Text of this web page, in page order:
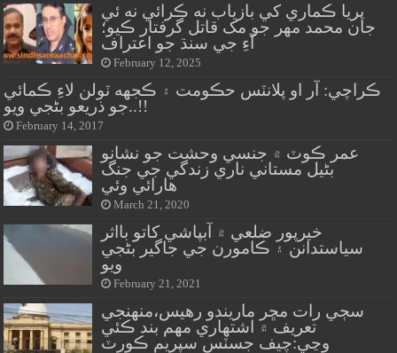
پريا ڪماري کي بازياب نه ڪرائي نه ئي
جان محمد مهر جو مک قاتل گرفتار ڪيو؛
آءِ جي سنڌ جو اعتراف
February 12, 2025
ڪراچي: آر او پلانٽس حڪومت ۽ ڪجهه ٽولن لاءِ ڪمائي
جو ذريعو بڻجي ويو..!!
February 14, 2017
عمر ڪوٽ ۾ جنسي وحشت جو نشانو
بڻيل مستاني ناري زندگي جي جنگ
هارائي وئي
March 21, 2020
خيرپور ضلعي ۾ آبپاشي کاتو بااثر
سياستدانن ۽ ڪامورن جي جاگير بڻجي
ويو
February 21, 2021
سڄي رات مڇر ماريندو رهيس،منهنجي
تعريف ۾ اشتهاري مهم بند ڪئي
وڃي:چيف جسٽس سپريم ڪورٽ